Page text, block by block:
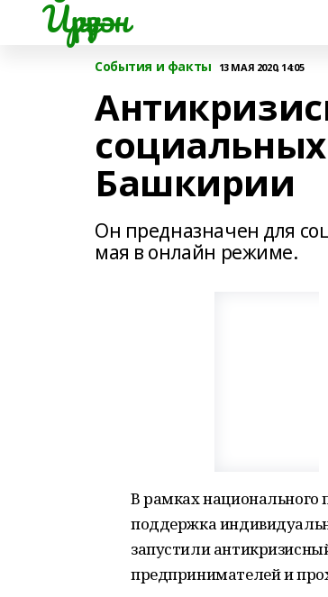
Йүрүҙән
События и факты 13 МАЯ 2020, 14:05
Башкирии
Он предназначен для
мая в онлайн режиме.
В рамках национального
поддержка
запустили
предпринимателей и